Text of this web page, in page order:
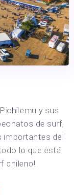
y sus
de surf,
importantes del
lo que está
chileno!